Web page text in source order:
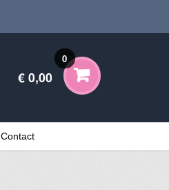
€ 0,00
0
Contact